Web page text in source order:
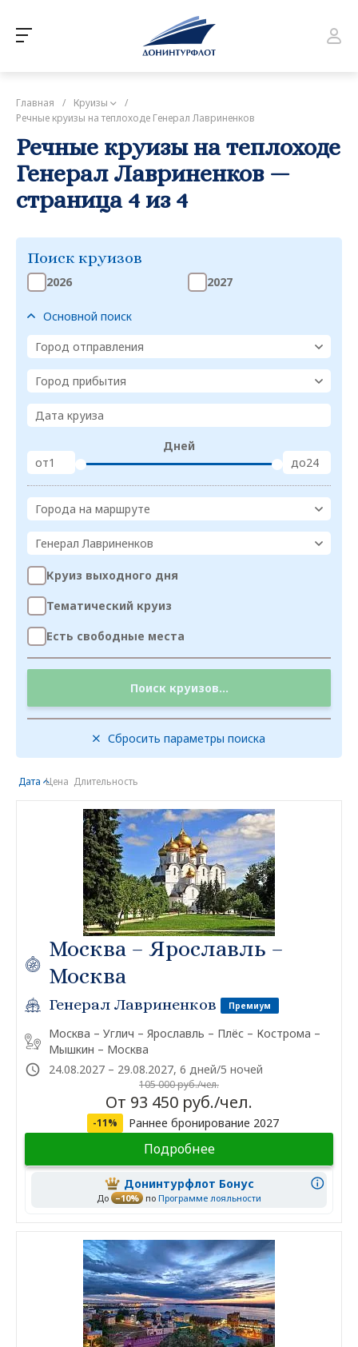
Главная / Круизы
/
Речные круизы на теплоходе Генерал Лавриненков
Речные круизы на теплоходе
Генерал Лавриненков —
страница 4 из 4
Поиск круизов
2026 2027
Основной поиск
Город отправления
Город прибытия
Дата круиза
от
Дней
до
Города на маршруте
Генерал Лавриненков
Круиз выходного дня
Тематический круиз
Есть свободные места
Поиск круизов...
Сбросить параметры поиска
Дата Цена Длительность
Москва – Ярославль –
Москва
Генерал Лавриненков Премиум
Москва – Углич – Ярославль – Плёс – Кострома –
Мышкин – Москва
24.08.2027 – 29.08.2027, 6 дней/5 ночей
105 000 руб./чел.
От 93 450 руб./чел.
-11% Раннее бронирование 2027
Подробнее
Донинтурфлот Бонус
До –10% по Программе лояльности